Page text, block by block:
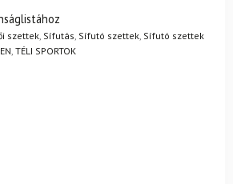
Semmi gond – a terméket
14 napon belül, indoklás nélkül.
szettek, Sífutás, Sífutó szettek, Sífutó szettek
, TÉLI SPORTOK